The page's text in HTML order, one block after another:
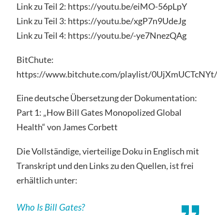
Link zu Teil 2: https://youtu.be/eiMO-56pLpY
Link zu Teil 3: https://youtu.be/xgP7n9UdeJg
Link zu Teil 4: https://youtu.be/-ye7NnezQAg
BitChute:
https://www.bitchute.com/playlist/0UjXmUCTcNYt/
Eine deutsche Übersetzung der Dokumentation:
Part 1: „How Bill Gates Monopolized Global
Health“ von James Corbett
Die Vollständige, vierteilige Doku in Englisch mit
Transkript und den Links zu den Quellen, ist frei
erhältlich unter:
Who Is Bill Gates?